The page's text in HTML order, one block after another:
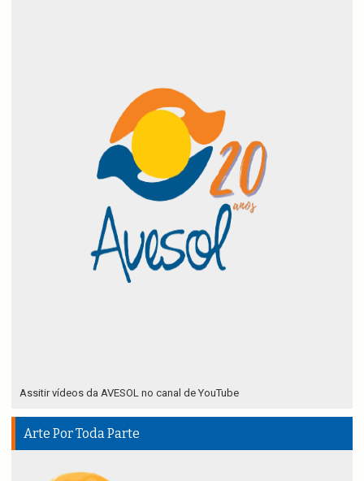
Assitir vídeos da AVESOL no canal de YouTube
Arte Por Toda Parte